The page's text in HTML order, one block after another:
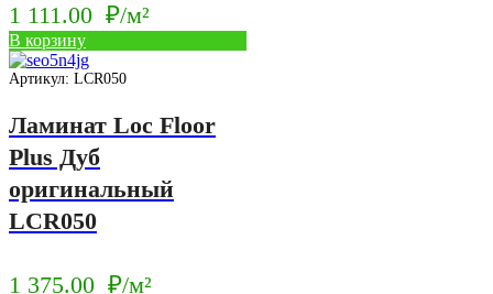
1 111.00 ₽/м²
В корзину
Артикул: LCR050
Ламинат Loc Floor
Plus Дуб
оригинальный
LCR050
1 375.00 ₽/м²